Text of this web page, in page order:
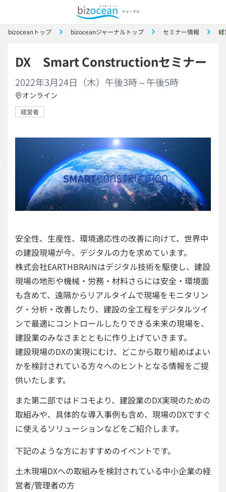
bizoceanトップ bizoceanジャーナルトップ セミナー情報 経
DX Smart Constructionセミナー
2022年3月24日（木）午後3時～午後5時
オンライン
経営者
安全性、生産性、環境適応性の改善に向けて、世界中
の建設現場が今、デジタルの力を求めています。
株式会社EARTHBRAINはデジタル技術を駆使し、建設
現場の地形や機械・労務・材料さらには安全・環境面
も含めて、遠隔からリアルタイムで現場をモニタリン
グ・分析・改善したり、建設の全工程をデジタルツイ
ンで最適にコントロールしたりできる未来の現場を、
建設業のみなさまとともに作り上げていきます。
建設現場のDXの実現にむけ、どこから取り組めばよい
かを検討されている方々へのヒントとなる情報をご提
供いたします。
また第二部ではドコモより、建設業のDX実現のための
取組みや、具体的な導入事例も含め、現場のDXですぐ
に使えるソリューションなどをご紹介します。
下記のような方におすすめのイベントです。
土木現場DXへの取組みを検討されている中小企業の経
営者/管理者の方